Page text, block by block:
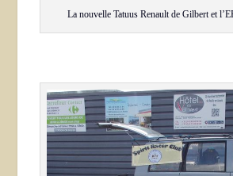
La nouvelle Tatuus Renault de Gilbert et